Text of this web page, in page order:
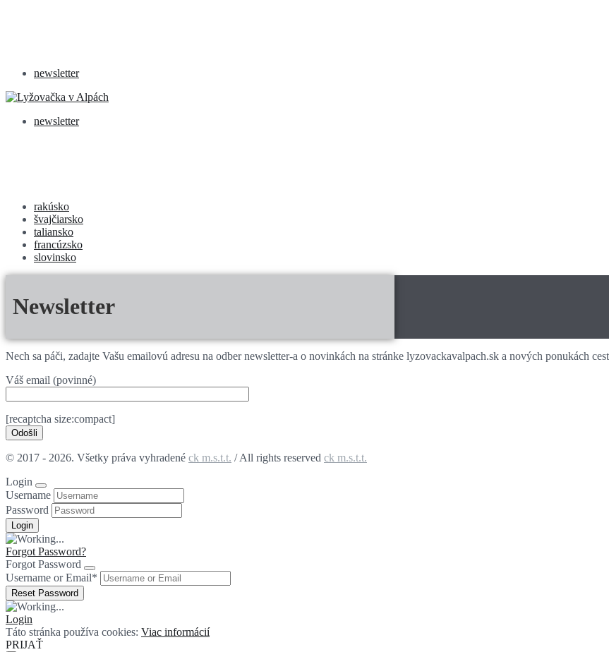
newsletter
newsletter
rakúsko
švajčiarsko
taliansko
francúzsko
slovinsko
Newsletter
Nech sa páči, zadajte Vašu emailovú adresu na odber newsletter-a o novinkách na stránke lyzovackavalpach.sk a nových ponukách
Váš email (povinné)
[recaptcha size:compact]
© 2017 - 2026. Všetky práva vyhradené ck m.s.t.t. / All rights reserved ck m.s.t.t.
Login
Username
Password
Forgot Password?
Forgot Password
Username or Email*
Login
Táto stránka používa cookies: Viac informácií
PRIJAŤ